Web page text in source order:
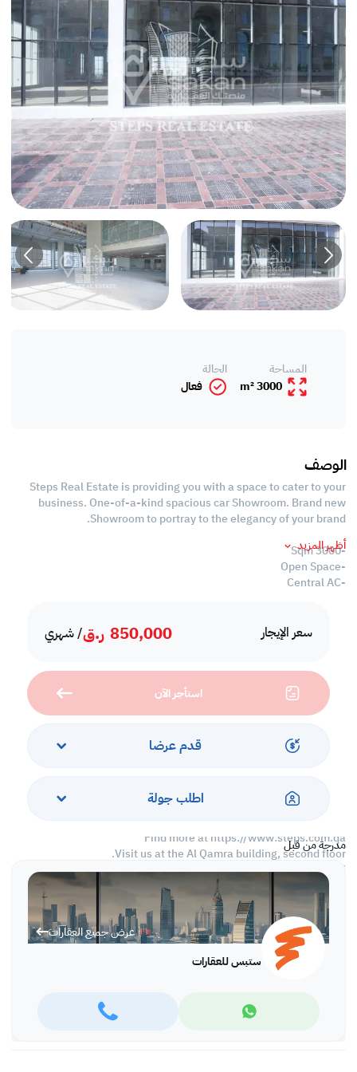
سعر الإيجار 850,000 ر.ق/ شهري
استأجر الآن
قدم عرضا
اطلب جولة
مدرجة من قبل
عرض جميع العقارات
ستبس للعقارات
المساحة
3000 m²
الحالة
فعال
الوصف
Steps Real Estate is providing you with a space to cater to your
business. One-of-a-kind spacious car Showroom. Brand new
Showroom to portray to the elegancy of your brand.
-3000 Sqm
-Open Space
-Central AC
easier we provide. We provide our clients with tailored property
experiences and offers. Our team operates with professionalism
and care to deliver you the best properties in the market. We are
lifetime relationship. Whether it is business or personal, we
operate a wide range of properties located all around Qatar. We
requirements when looking for offices, shops, residential,
warehouses…etc.
Find more at https://www.steps.com.qa
Visit us at the Al Qamra building, second floor.
Call us on +974 44687461 / +974 66346605.
Licensed no. 000037
Email us atcontact@steps.com.qa
أظهر المزيد